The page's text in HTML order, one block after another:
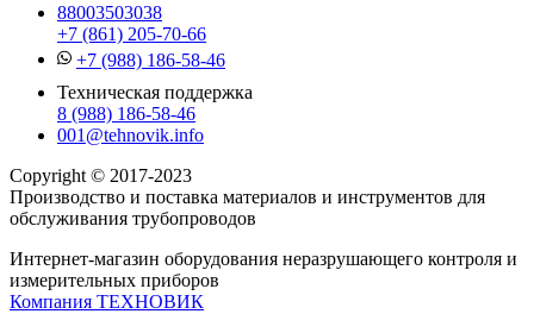
88003503038
+7 (861) 205-70-66
+7 (988) 186-58-46
Техническая поддержка
8 (988) 186-58-46
001@tehnovik.info
Copyright © 2017-2023
Производство и поставка материалов и инструментов для
обслуживания трубопроводов
Интернет-магазин оборудования неразрушающего контроля и
измерительных приборов
Компания ТЕХНОВИК